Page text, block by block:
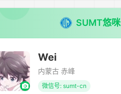
SUMT悠咪
Wei
内蒙古 赤峰
微信号: sumt-cn